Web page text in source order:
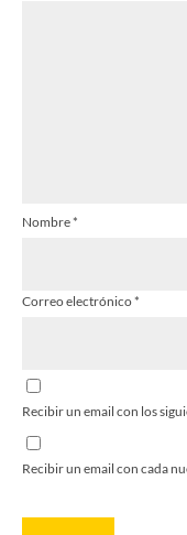
Nombre*
Correo electrónico*
Recibir un email con los
Recibir un email con cada